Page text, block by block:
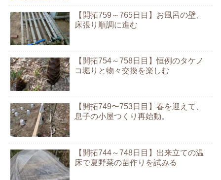
【開拓759～765日目】お風呂の壁、
床張り順調に進む
【開拓754～758日目】恒例のタケノ
コ堀りと物々交換を楽しむ
【開拓749〜753日目】春を迎えて、
息子の小屋つくり再始動。
【開拓744～748日目】出来立ての温
床で夏野菜の苗作りを試みる